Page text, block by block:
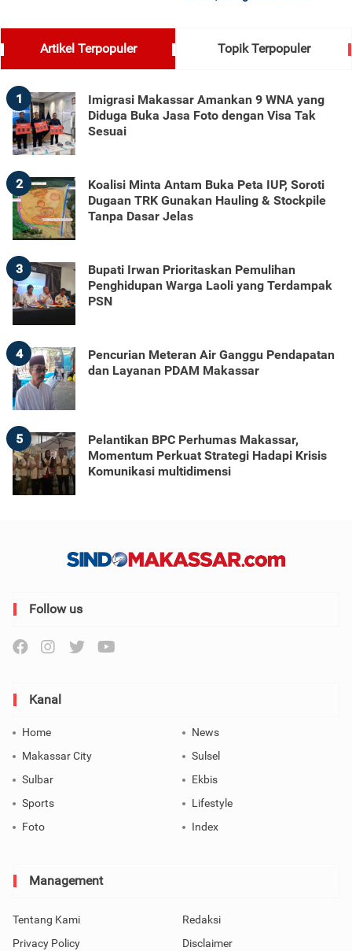
Artikel Terpopuler Topik Terpopuler
1
Imigrasi Makassar Amankan 9 WNA yang
Diduga Buka Jasa Foto dengan Visa Tak
Sesuai
2
Koalisi Minta Antam Buka Peta IUP, Soroti
Dugaan TRK Gunakan Hauling & Stockpile
Tanpa Dasar Jelas
3
Bupati Irwan Prioritaskan Pemulihan
Penghidupan Warga Laoli yang Terdampak
PSN
4
Pencurian Meteran Air Ganggu Pendapatan
dan Layanan PDAM Makassar
5
Pelantikan BPC Perhumas Makassar,
Momentum Perkuat Strategi Hadapi Krisis
Komunikasi multidimensi
Follow us
Kanal
Home
News
Makassar City
Sulsel
Sulbar
Ekbis
Sports
Lifestyle
Foto
Index
Management
Tentang Kami
Redaksi
Privacy Policy
Disclaimer